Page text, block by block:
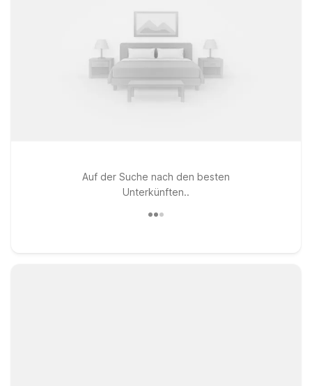
Auf der Suche nach den besten
Unterkünften..